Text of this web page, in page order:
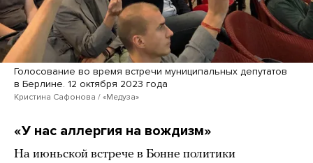
Голосование во время встречи муниципальных депутатов
в Берлине. 12 октября 2023 года
Кристина Сафонова / «Медуза»
«У нас аллергия на вождизм»
На июньской встрече в Бонне политики